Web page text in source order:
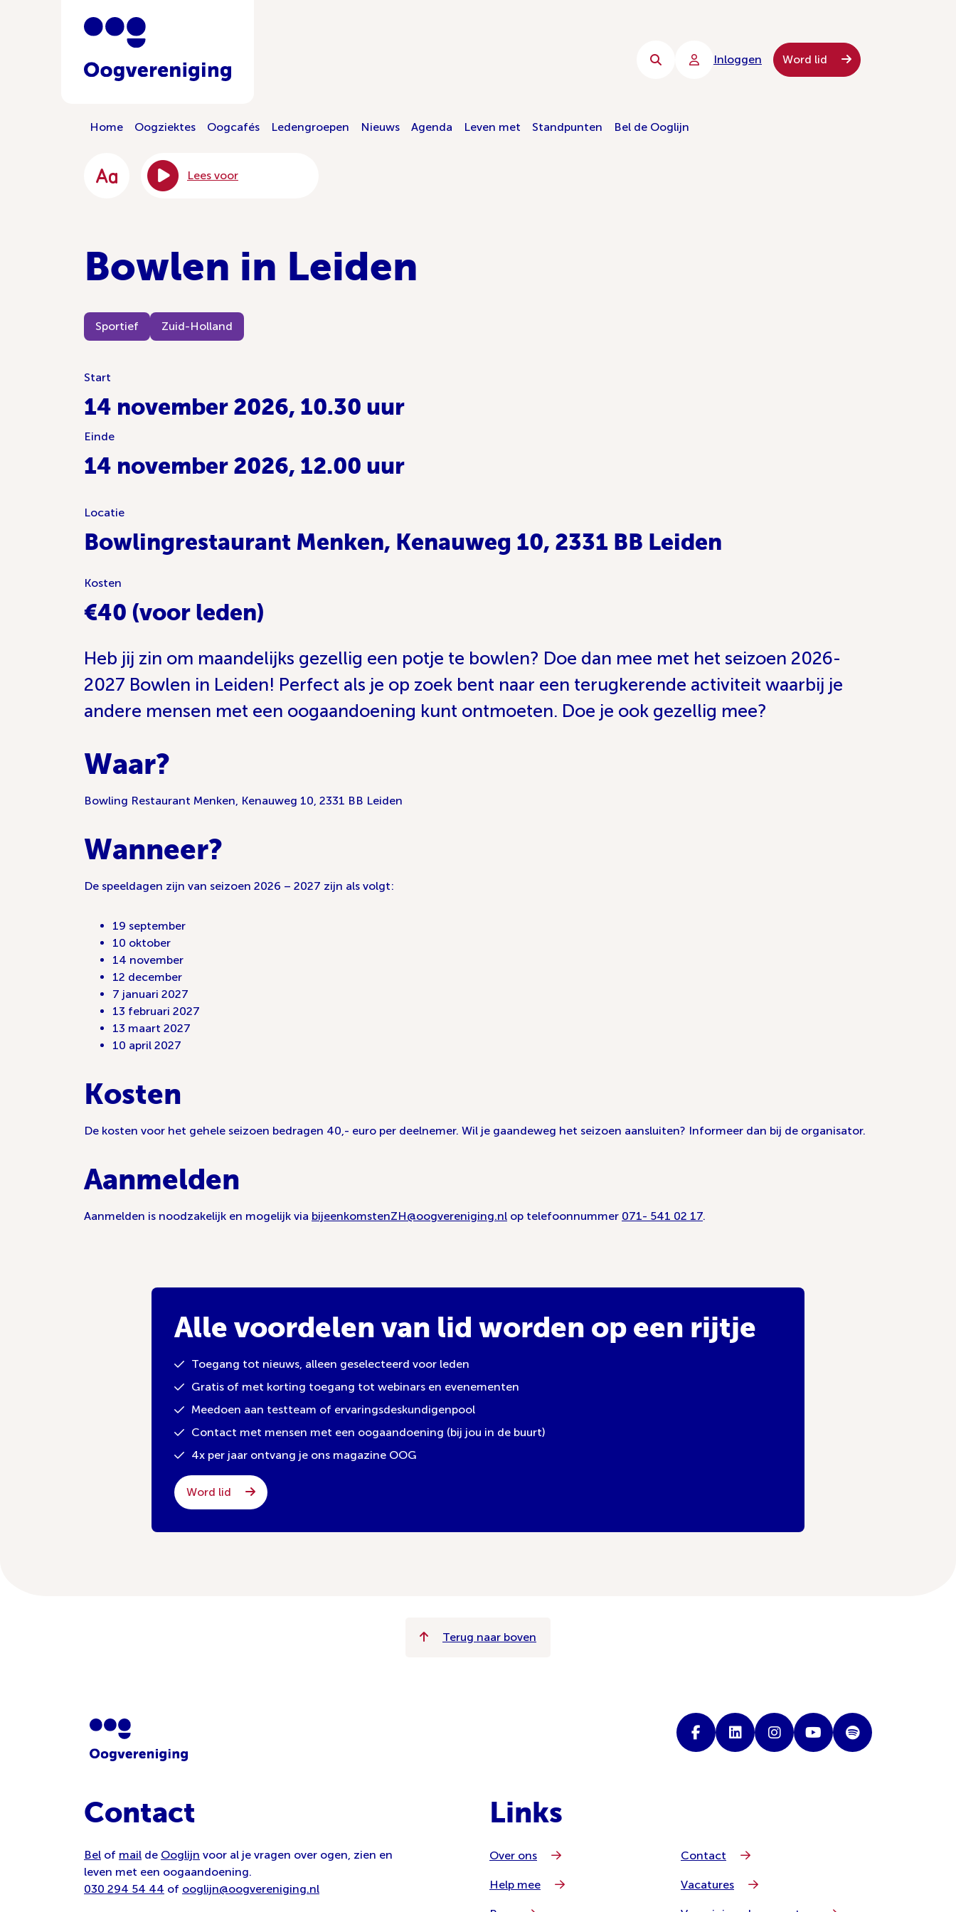
Inloggen Word lid
Home Oogziektes Oogcafés Ledengroepen Nieuws Agenda Leven met Standpunten Bel de Ooglijn
Lees voor
Bowlen in Leiden
Sportief Zuid-Holland
Start
14 november 2026, 10.30 uur
Einde
14 november 2026, 12.00 uur
Locatie
Bowlingrestaurant Menken, Kenauweg 10, 2331 BB Leiden
Kosten
€40 (voor leden)
Heb jij zin om maandelijks gezellig een potje te bowlen? Doe dan mee met het seizoen 2026-
2027 Bowlen in Leiden! Perfect als je op zoek bent naar een terugkerende activiteit waarbij je
andere mensen met een oogaandoening kunt ontmoeten. Doe je ook gezellig mee?
Waar?
Bowling Restaurant Menken, Kenauweg 10, 2331 BB Leiden
Wanneer?
De speeldagen zijn van seizoen 2026 – 2027 zijn als volgt:
19 september
10 oktober
14 november
12 december
7 januari 2027
13 februari 2027
13 maart 2027
10 april 2027
Kosten
De kosten voor het gehele seizoen bedragen 40,- euro per deelnemer. Wil je gaandeweg het seizoen aansluiten? Informeer dan bij de organisator.
Aanmelden
Aanmelden is noodzakelijk en mogelijk via bijeenkomstenZH@oogvereniging.nl op telefoonnummer 071- 541 02 17.
Alle voordelen van lid worden op een rijtje
Toegang tot nieuws, alleen geselecteerd voor leden
Gratis of met korting toegang tot webinars en evenementen
Meedoen aan testteam of ervaringsdeskundigenpool
Contact met mensen met een oogaandoening (bij jou in de buurt)
4x per jaar ontvang je ons magazine OOG
Word lid
Terug naar boven
Contact
Bel of mail de Ooglijn voor al je vragen over ogen, zien en
leven met een oogaandoening.
030 294 54 44 of ooglijn@oogvereniging.nl
Links
Over ons Contact
Help mee Vacatures